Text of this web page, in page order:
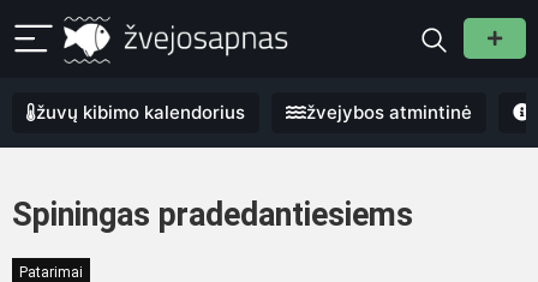
žuvų kibimo kalendorius žvejybos atmintinė
Spiningas pradedantiesiems
Patarimai